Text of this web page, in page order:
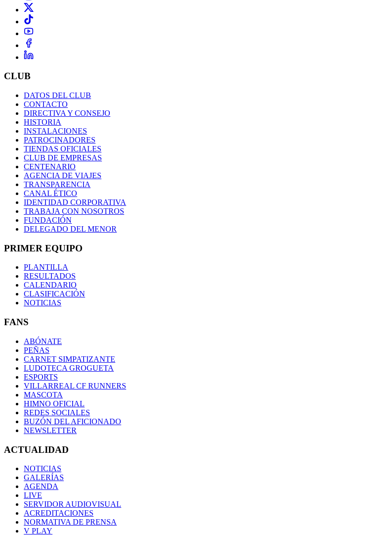
CLUB
DATOS DEL CLUB
CONTACTO
DIRECTIVA Y CONSEJO
HISTORIA
INSTALACIONES
PATROCINADORES
TIENDAS OFICIALES
CLUB DE EMPRESAS
CENTENARIO
AGENCIA DE VIAJES
TRANSPARENCIA
CANAL ÉTICO
IDENTIDAD CORPORATIVA
TRABAJA CON NOSOTROS
FUNDACIÓN
DELEGADO DEL MENOR
PRIMER EQUIPO
PLANTILLA
RESULTADOS
CALENDARIO
CLASIFICACIÓN
NOTICIAS
FANS
ABÓNATE
PEÑAS
CARNET SIMPATIZANTE
LUDOTECA GROGUETA
ESPORTS
VILLARREAL CF RUNNERS
MASCOTA
HIMNO OFICIAL
REDES SOCIALES
BUZÓN DEL AFICIONADO
NEWSLETTER
ACTUALIDAD
NOTICIAS
GALERÍAS
AGENDA
LIVE
SERVIDOR AUDIOVISUAL
ACREDITACIONES
NORMATIVA DE PRENSA
V PLAY